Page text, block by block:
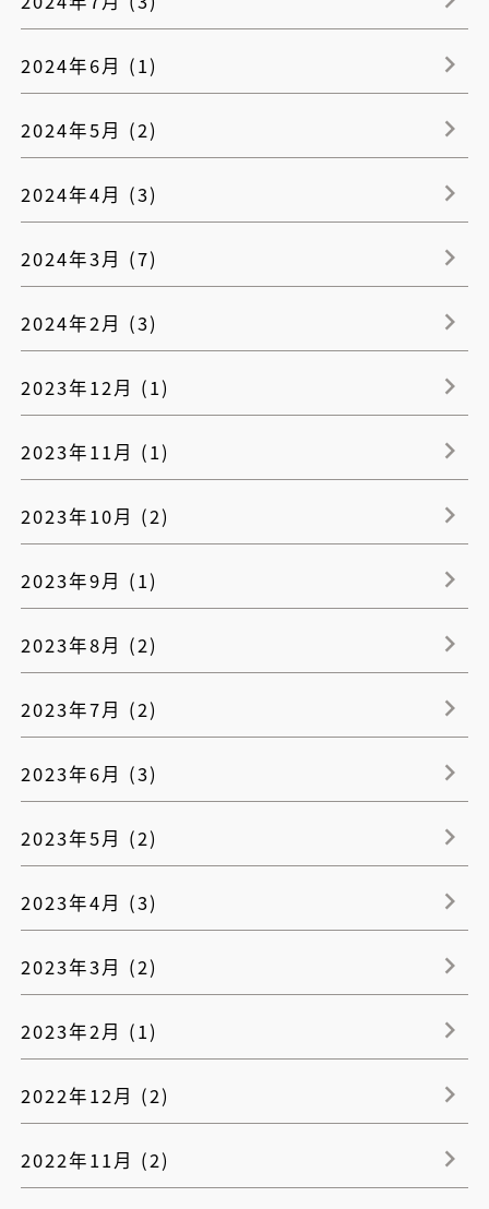
2024年6月 (1)
2024年5月 (2)
2024年4月 (3)
2024年3月 (7)
2024年2月 (3)
2023年12月 (1)
2023年11月 (1)
2023年10月 (2)
2023年9月 (1)
2023年8月 (2)
2023年7月 (2)
2023年6月 (3)
2023年5月 (2)
2023年4月 (3)
2023年3月 (2)
2023年2月 (1)
2022年12月 (2)
2022年11月 (2)